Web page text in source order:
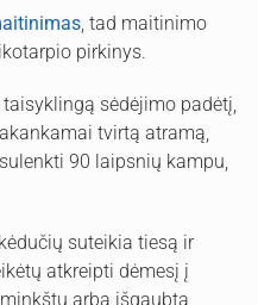
, tad maitinimo
pirkinys.
sėdėjimo padėtį,
tvirtą atramą,
90 laipsnių kampu,
suteikia tiesą ir
atkreipti dėmesį į
arba išgaubtą